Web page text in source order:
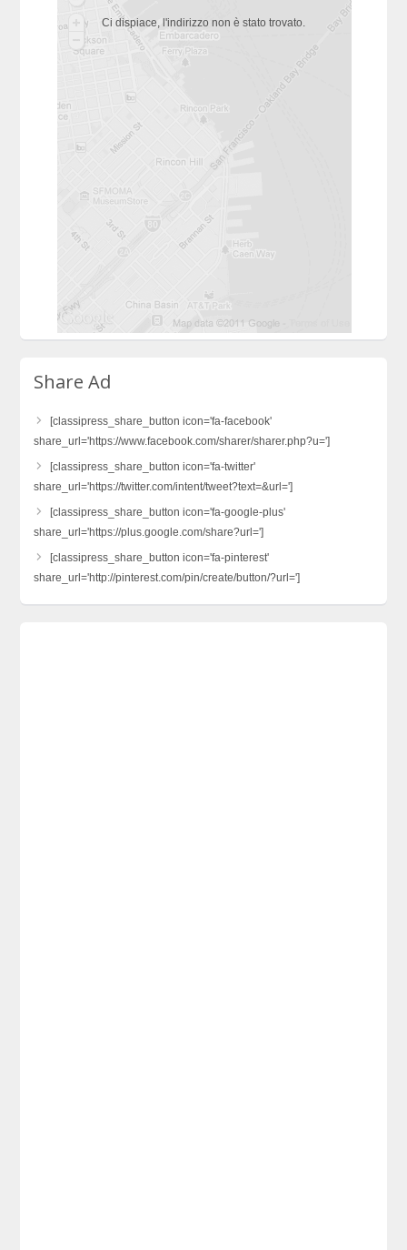
Ci dispiace, l'indirizzo non è stato trovato.
Share Ad
[classipress_share_button icon='fa-facebook'
share_url='https://www.facebook.com/sharer/sharer.php?u=']
[classipress_share_button icon='fa-twitter'
share_url='https://twitter.com/intent/tweet?text=&url=']
[classipress_share_button icon='fa-google-plus'
share_url='https://plus.google.com/share?url=']
[classipress_share_button icon='fa-pinterest'
share_url='http://pinterest.com/pin/create/button/?url=']